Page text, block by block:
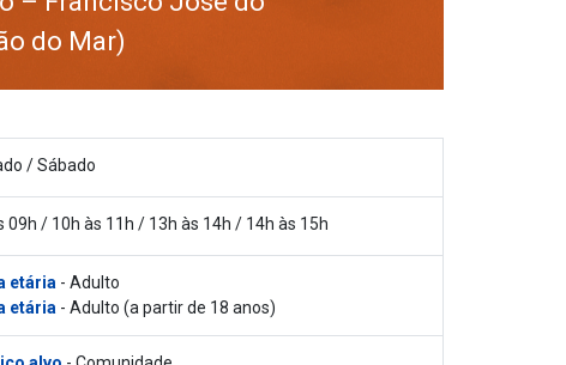
do Mar)
/ Sábado
09h / 10h às 11h / 13h às 14h / 14h às 15h
etária- Adulto
etária- Adulto (a partir de 18 anos)